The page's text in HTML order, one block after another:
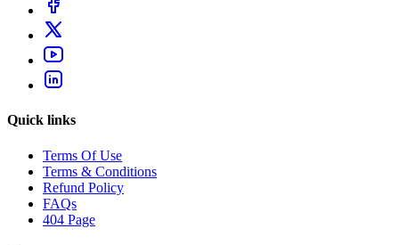
Quick links
Terms Of Use
Terms & Conditions
Refund Policy
FAQs
404 Page